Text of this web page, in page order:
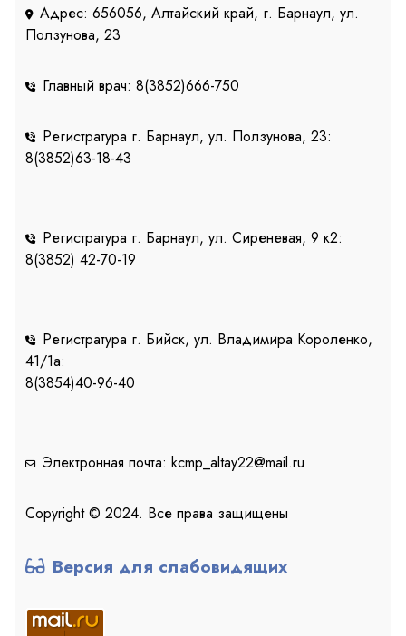
Адрес: 656056, Алтайский край, г. Барнаул, ул.
Ползунова, 23
Главный врач: 8(3852)666-750
Регистратура г. Барнаул, ул. Ползунова, 23:
8(3852)63-18-43
Регистратура г. Барнаул, ул. Сиреневая, 9 к2:
8(3852) 42-70-19
Регистратура г. Бийск, ул. Владимира Короленко,
41/1a:
8(3854)40-96-40
Электронная почта: kcmp_altay22@mail.ru
Copyright © 2024. Все права защищены
Версия для слабовидящих